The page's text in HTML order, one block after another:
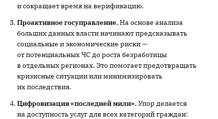
и сокращает время на верификацию.
Проактивное госуправление. На основе анализа
больших данных власти начинают предсказывать
социальные и экономические риски —
от потенциальных ЧС до роста безработицы
в отдельных регионах. Это помогает предотвращать
кризисные ситуации или минимизировать
их последствия.
Цифровизация «последней мили». Упор делается
на доступность услуг для всех категорий граждан: